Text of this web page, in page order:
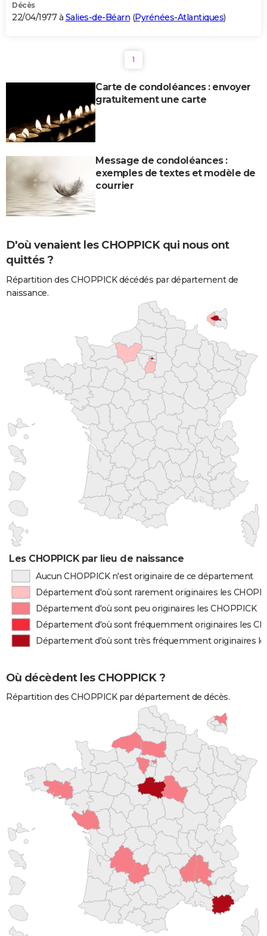
Décès
22/04/1977 à Salies-de-Béarn (Pyrénées-Atlantiques)
1
Carte de condoléances : envoyer
gratuitement une carte
Message de condoléances :
exemples de textes et modèle de
courrier
D'où venaient les CHOPPICK qui nous ont
quittés ?
Répartition des CHOPPICK décédés par département de
naissance.
Les CHOPPICK par lieu de naissance
Aucun CHOPPICK n'est originaire de ce département
Département d'où sont rarement originaires les
Département d'où sont peu originaires les CHOPPICK
Département d'où sont fréquemment originaires les
Département d'où sont très fréquemment originaires
Où décèdent les CHOPPICK ?
Répartition des CHOPPICK par département de décès.